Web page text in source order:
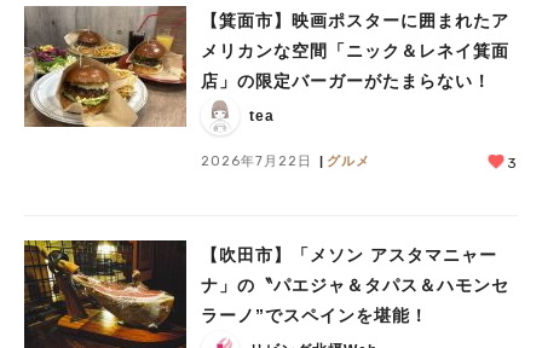
【箕面市】映画ポスターに囲まれたア
メリカンな空間「ニック＆レネイ箕面
店」の限定バーガーがたまらない！
tea
2026年7月22日 グルメ 3
【吹田市】「メソン アスタマニャー
ナ」の〝パエジャ＆タパス＆ハモンセ
ラーノ”でスペインを堪能！